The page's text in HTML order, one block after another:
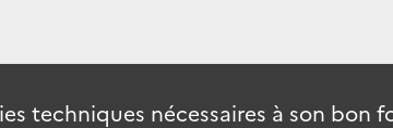
techniques nécessaires à son bon